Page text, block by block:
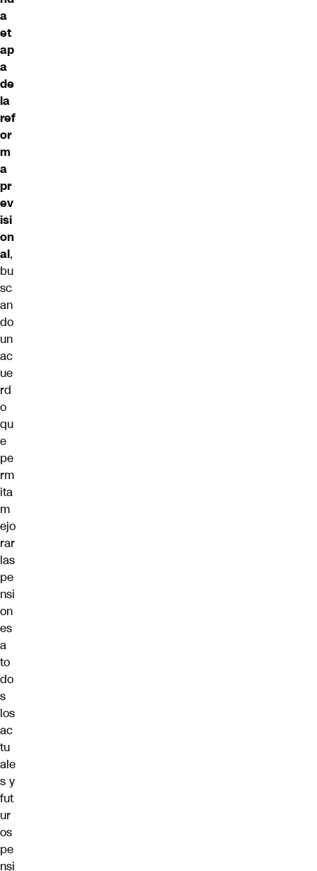
a
et
ap
a
de
la
ref
or
m
a
pr
ev
isi
on
al,
bu
sc
an
do
un
ac
ue
rd
o
qu
e
pe
rm
ita
m
ejo
rar
las
pe
nsi
on
es
a
to
do
s
los
ac
tu
ale
s y
fut
ur
os
pe
nsi